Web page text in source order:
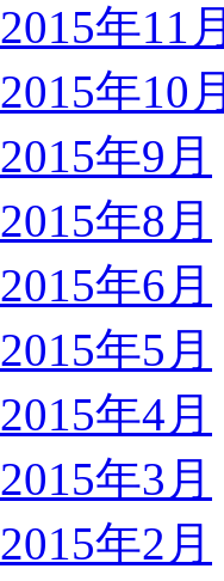
2015年11月
2015年10月
2015年9月
2015年8月
2015年6月
2015年5月
2015年4月
2015年3月
2015年2月